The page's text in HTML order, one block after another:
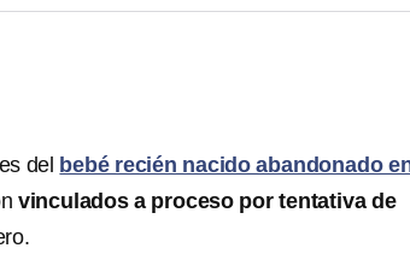
del bebé recién nacido abandonado
vinculados a proceso por tentativa de